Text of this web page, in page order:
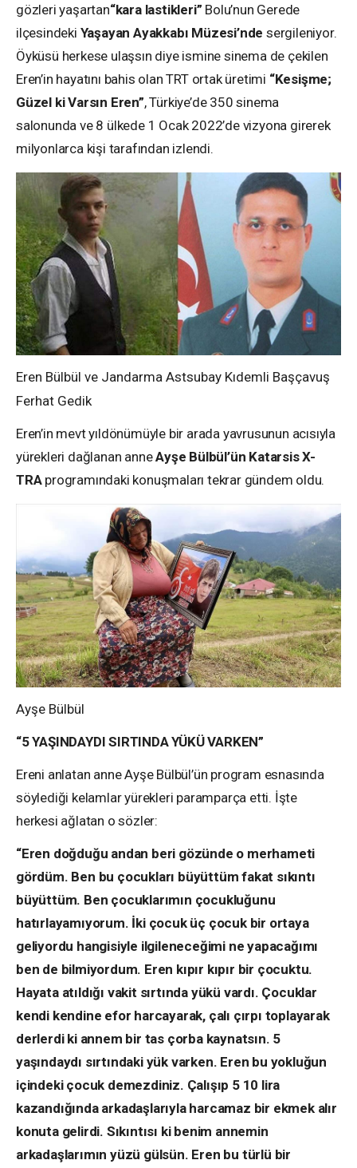
gözleri yaşartan“kara lastikleri” Bolu’nun Gerede
ilçesindeki Yaşayan Ayakkabı Müzesi’nde sergileniyor.
Öyküsü herkese ulaşsın diye ismine sinema de çekilen
Eren’in hayatını bahis olan TRT ortak üretimi “Kesişme;
Güzel ki Varsın Eren”, Türkiye’de 350 sinema
salonunda ve 8 ülkede 1 Ocak 2022’de vizyona girerek
milyonlarca kişi tarafından izlendi.
Eren Bülbül ve Jandarma Astsubay Kıdemli Başçavuş
Ferhat Gedik
Eren’in mevt yıldönümüyle bir arada yavrusunun acısıyla
yürekleri dağlanan anneAyşe Bülbül’ün Katarsis X-
TRAprogramındaki konuşmaları tekrar gündem oldu.
Ayşe Bülbül
“5 YAŞINDAYDI SIRTINDA YÜKÜ VARKEN”
Ereni anlatan anne Ayşe Bülbül’ün program esnasında
söylediği kelamlar yürekleri paramparça etti. İşte
herkesi ağlatan o sözler:
“Eren doğduğu andan beri gözünde o merhameti
gördüm. Ben bu çocukları büyüttüm fakat sıkıntı
büyüttüm. Ben çocuklarımın çocukluğunu
hatırlayamıyorum. İki çocuk üç çocuk bir ortaya
geliyordu hangisiyle ilgileneceğimi ne yapacağımı
ben de bilmiyordum. Eren kıpır kıpır bir çocuktu.
Hayata atıldığı vakit sırtında yükü vardı. Çocuklar
kendi kendine efor harcayarak, çalı çırpı toplayarak
derlerdi ki annem bir tas çorba kaynatsın. 5
yaşındaydı sırtındaki yük varken. Eren bu yokluğun
içindeki çocuk demezdiniz. Çalışıp 5 10 lira
kazandığında arkadaşlarıyla harcamaz bir ekmek alır
konuta gelirdi. Sıkıntısı ki benim annemin
arkadaşlarımın yüzü gülsün. Eren bu türlü bir